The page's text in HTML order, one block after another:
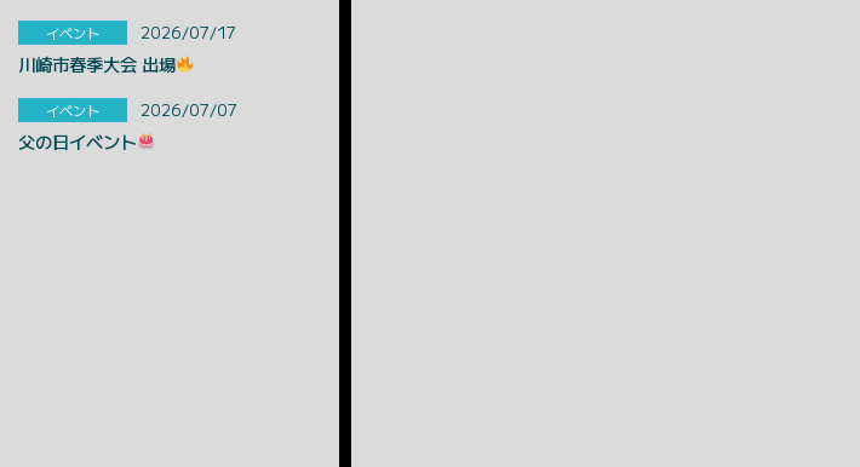
イベント 2026/07/17
川崎市春季大会 出場
イベント 2026/07/07
父の日イベント